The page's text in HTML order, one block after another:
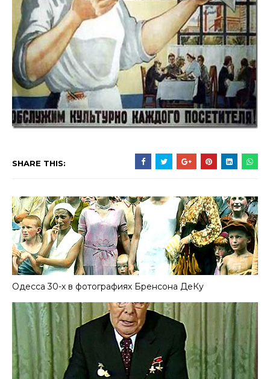
SHARE THIS:
Одесса 30-х в фотографиях Бренсона ДеКу